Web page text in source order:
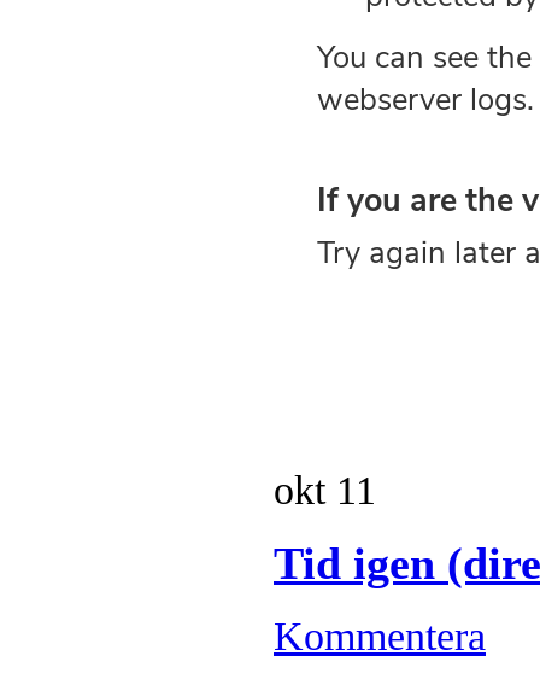
okt11
Tid igen
Kommentera